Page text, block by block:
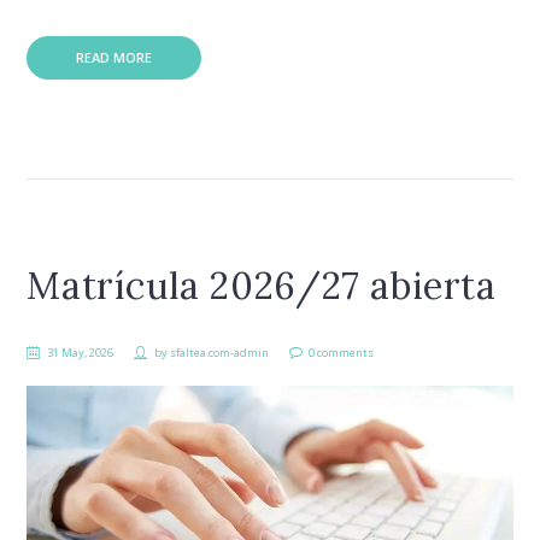
READ MORE
Matrícula 2026/27 abierta
31 May, 2026 by sfaltea.com-admin 0 comments